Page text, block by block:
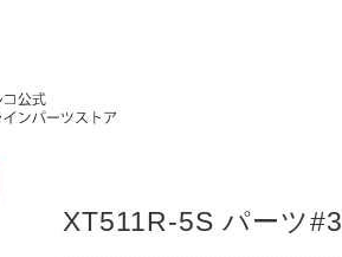
XT511R-5S パーツ#3